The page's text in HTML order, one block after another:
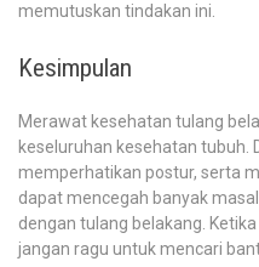
memutuskan tindakan ini.
Kesimpulan
Merawat kesehatan tulang
keseluruhan kesehatan tubuh.
memperhatikan postur, serta
dapat mencegah banyak
dengan tulang belakang.
jangan ragu untuk mencari